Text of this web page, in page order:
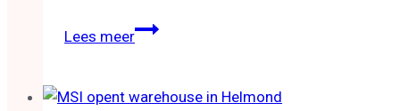
Lees meerIn
kanker